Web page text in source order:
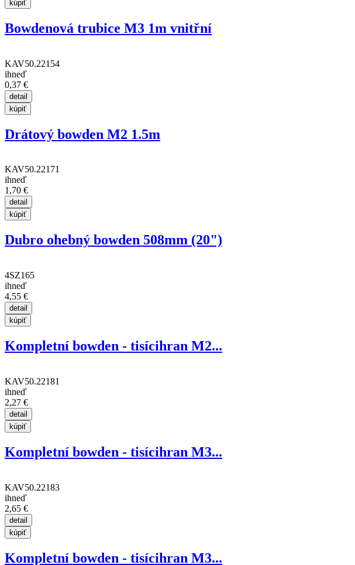
Bowdenová trubice M3 1m vnitřní
KAV50.22154
ihneď
0,37 €
Drátový bowden M2 1.5m
KAV50.22171
ihneď
1,70 €
Dubro ohebný bowden 508mm (20")
4SZ165
ihneď
4,55 €
Kompletní bowden - tisícihran M2...
KAV50.22181
ihneď
2,27 €
Kompletní bowden - tisícihran M3...
KAV50.22183
ihneď
2,65 €
Kompletní bowden - tisícihran M3...